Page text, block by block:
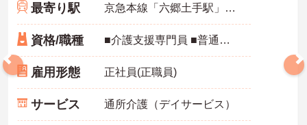
最寄り駅 京急本線「六郷土手駅」徒歩9分
資格/職種 ■介護支援専門員 ■普通自動車運転免許(AT限定可) 歓迎
雇用形態 正社員(正職員)
サービス 通所介護（デイサービス）